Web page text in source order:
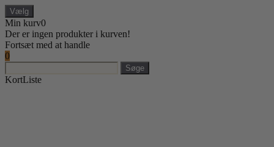
Vælg
Min kurv0
Der er ingen produkter i kurven!
Fortsæt med at handle
0
Søge
KortListe